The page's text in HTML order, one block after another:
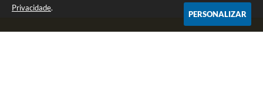
Privacidade.
PERSONALIZAR